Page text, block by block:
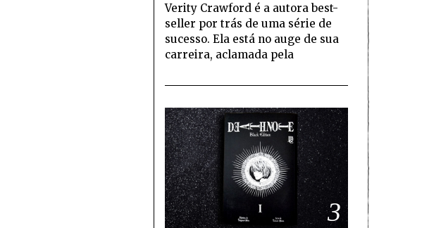
Verity Crawford é a autora best-
seller por trás de uma série de
sucesso. Ela está no auge de sua
carreira, aclamada pela
3